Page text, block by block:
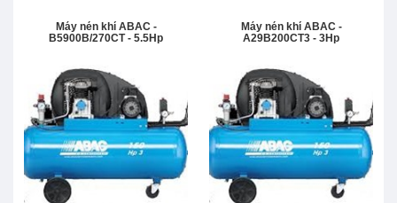
Máy nén khí ABAC -
B5900B/270CT - 5.5Hp
Máy nén khí ABAC -
A29B200CT3 - 3Hp